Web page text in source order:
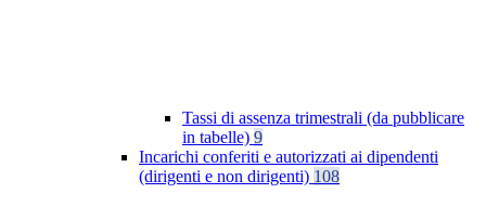
Tassi di assenza trimestrali (da pubblicare
in tabelle) 9
Incarichi conferiti e autorizzati ai dipendenti
(dirigenti e non dirigenti) 108